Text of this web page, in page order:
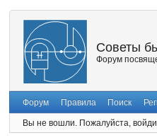
Советы
Форум
Форум Правила Поиск
Вы не вошли. Пожалуйста,